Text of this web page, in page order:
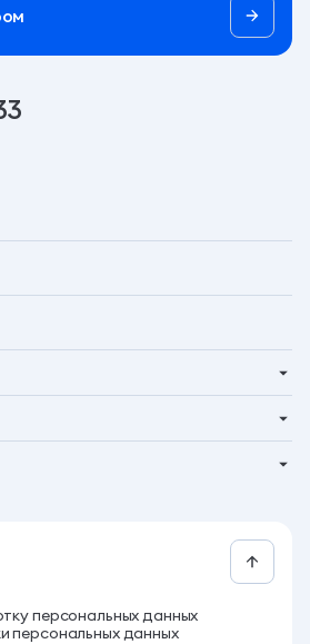
персональных данных
персональных данных